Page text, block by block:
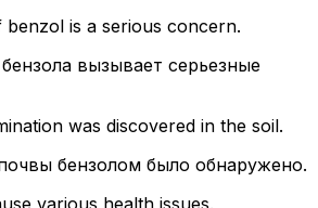
benzol is a serious concern.
вызывает серьезные
was discovered in the soil.
бензолом было обнаружено.